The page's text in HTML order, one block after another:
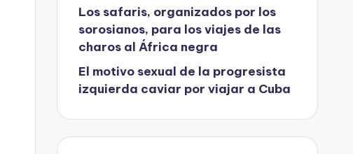
Los safaris, organizados por los
sorosianos, para los viajes de las
charos al África negra
El motivo sexual de la progresista
izquierda caviar por viajar a Cuba